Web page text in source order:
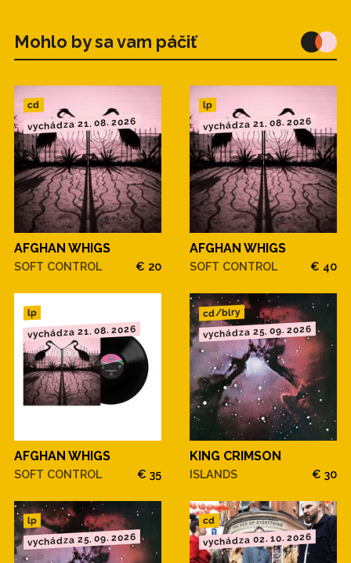
Mohlo by sa vam páčiť
cd
vychádza 21. 08. 2026
AFGHAN WHIGS
SOFT CONTROL € 20
lp
vychádza 21. 08. 2026
AFGHAN WHIGS
SOFT CONTROL € 40
lp
vychádza 21. 08. 2026
AFGHAN WHIGS
SOFT CONTROL € 35
cd/blry
vychádza 25. 09. 2026
KING CRIMSON
ISLANDS € 30
lp
vychádza 25. 09. 2026
cd
vychádza 02. 10. 2026